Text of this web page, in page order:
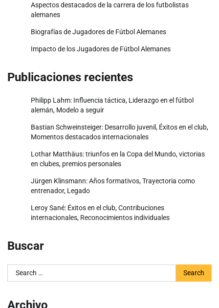
Aspectos destacados de la carrera de los futbolistas
alemanes
Biografías de Jugadores de Fútbol Alemanes
Impacto de los Jugadores de Fútbol Alemanes
Publicaciones recientes
Philipp Lahm: Influencia táctica, Liderazgo en el fútbol
alemán, Modelo a seguir
Bastian Schweinsteiger: Desarrollo juvenil, Éxitos en el club,
Momentos destacados internacionales
Lothar Matthäus: triunfos en la Copa del Mundo, victorias
en clubes, premios personales
Jürgen Klinsmann: Años formativos, Trayectoria como
entrenador, Legado
Leroy Sané: Éxitos en el club, Contribuciones
internacionales, Reconocimientos individuales
Buscar
Search
for:
Archivo